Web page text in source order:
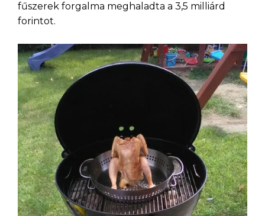
fűszerek forgalma meghaladta a 3,5 milliárd
forintot.